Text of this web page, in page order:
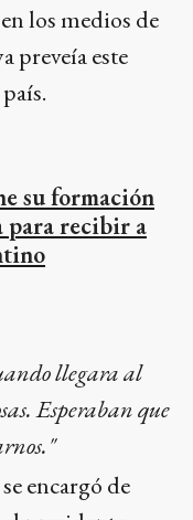
los medios de
preveía este
su formación
para recibir a
llegara al
Esperaban que
se encargó de